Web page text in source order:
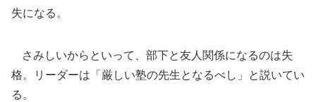
失になる。
さみしいからといって、部下と友人関係になるのは失
格。リーダーは「厳しい塾の先生となるべし」と説いてい
る。